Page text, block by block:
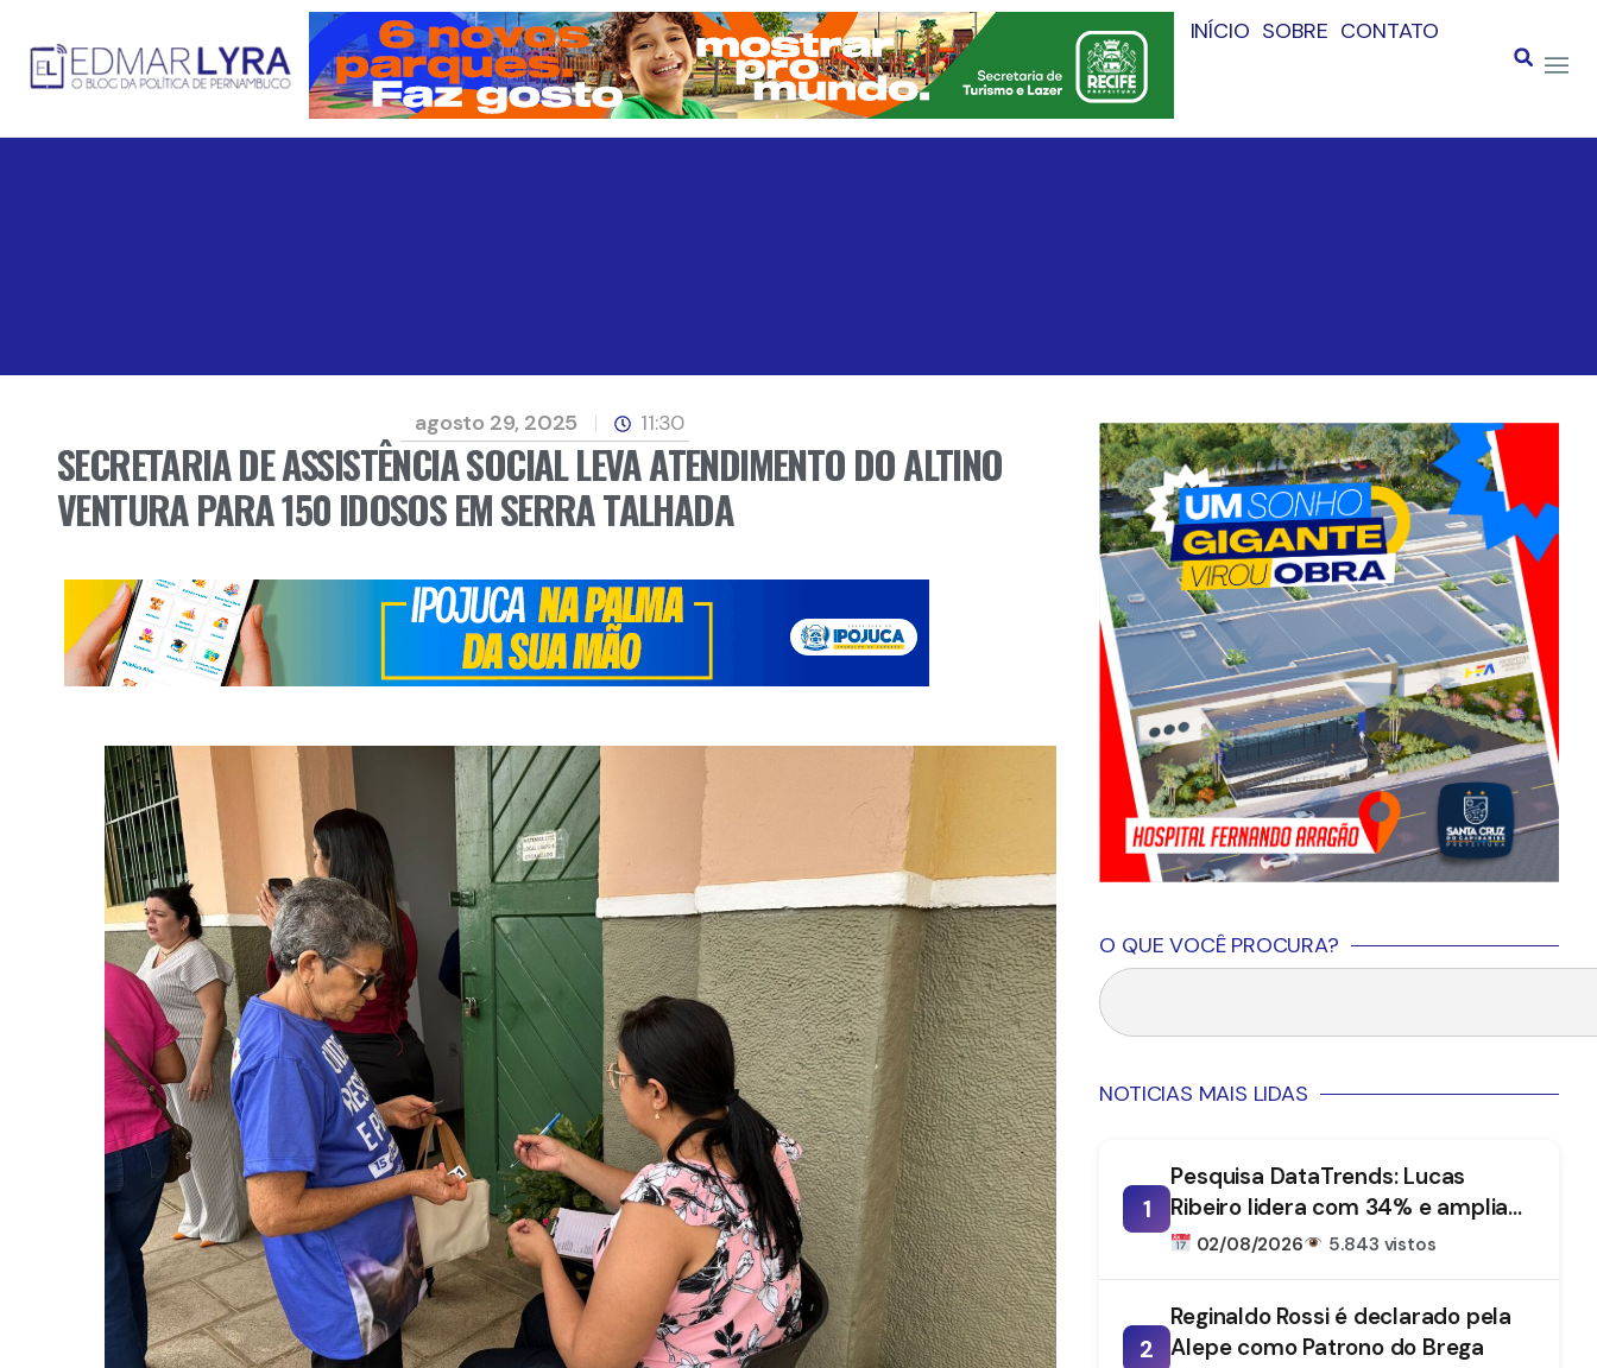
INÍCIO SOBRE CONTATO
agosto 29, 2025 11:30
SECRETARIA DE ASSISTÊNCIA SOCIAL LEVA ATENDIMENTO DO ALTINO
VENTURA PARA 150 IDOSOS EM SERRA TALHADA
O QUE VOCÊ PROCURA?
NOTICIAS MAIS LIDAS
1
Pesquisa DataTrends: Lucas
Ribeiro lidera com 34% e amplia
vantagem na disputa pelo
02/08/2026 5.843 vistos
2
Reginaldo Rossi é declarado pela
Alepe como Patrono do Brega